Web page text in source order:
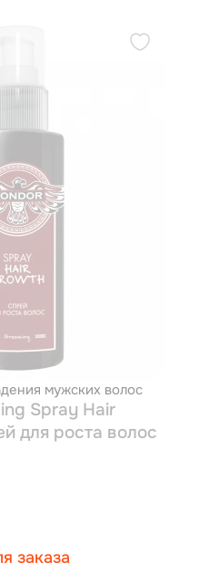
мужских волос
Spray Hair
для роста волос
заказа